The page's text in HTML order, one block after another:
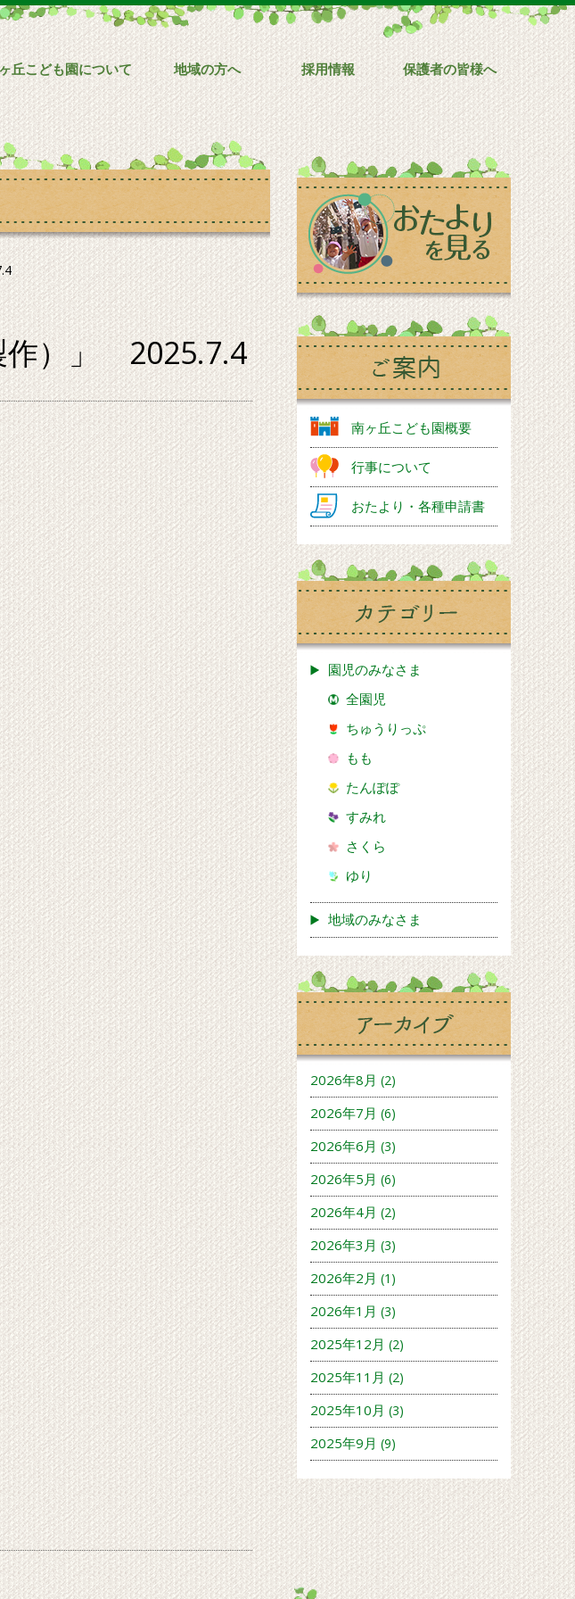
丘こども園について 地域の方へ 採用情報 保護者の皆様へ
作）」 2025.7.4
南ヶ丘こども園概要
行事について
おたより・各種申請書
園児のみなさま
全園児
ちゅうりっぷ
もも
たんぽぽ
すみれ
さくら
ゆり
地域のみなさま
2026年8月 (2)
2026年7月 (6)
2026年6月 (3)
2026年5月 (6)
2026年4月 (2)
2026年3月 (3)
2026年2月 (1)
2026年1月 (3)
2025年12月 (2)
2025年11月 (2)
2025年10月 (3)
2025年9月 (9)